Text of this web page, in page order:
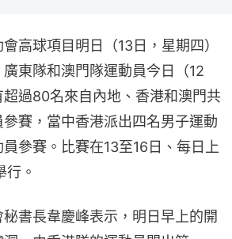
高球項目明日（13日，星期四）
東隊和澳門隊運動員今日（12
超過80名來自內地、香港和澳門共
賽，當中香港派出四名男子運動
參賽。比賽在13至16日、每日上
。
書長韋慶峰表示，明日早上的開